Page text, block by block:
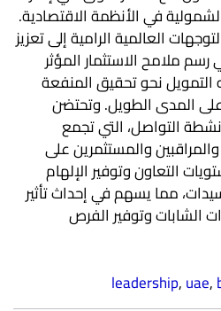
في الأنظمة الاقتصادية.
العالمية الرامية إلى تعزيز
ملامح الاستثمار المؤثر
نحو تحقيق المنفعة
المدى الطويل. وتحتضن
التواصل، التي تجمع
والمستثمرين على
التعاون وتوفير الإلهام
مما يسهم في إحداث تأثير
وتوفير الفرص
leadership,uae